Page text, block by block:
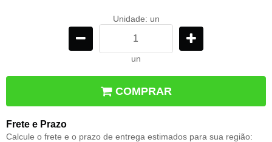
Unidade: un
un
COMPRAR
Frete e Prazo
Calcule o frete e o prazo de entrega estimados para sua região: